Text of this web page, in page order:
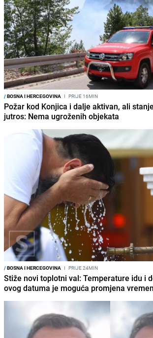
/BOSNA I HERCEGOVINA I PRIJE 16MIN
Požar kod Konjica i dalje aktivan, ali
jutros: Nema ugroženih objekata
/BOSNA I HERCEGOVINA I PRIJE 24MIN
Stiže novi toplotni val: Temperature idu i
ovog datuma je moguća promjena